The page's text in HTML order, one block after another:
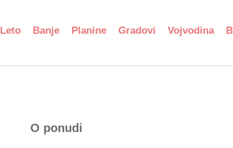
Leto Banje Planine Gradovi Vojvodina
O ponudi